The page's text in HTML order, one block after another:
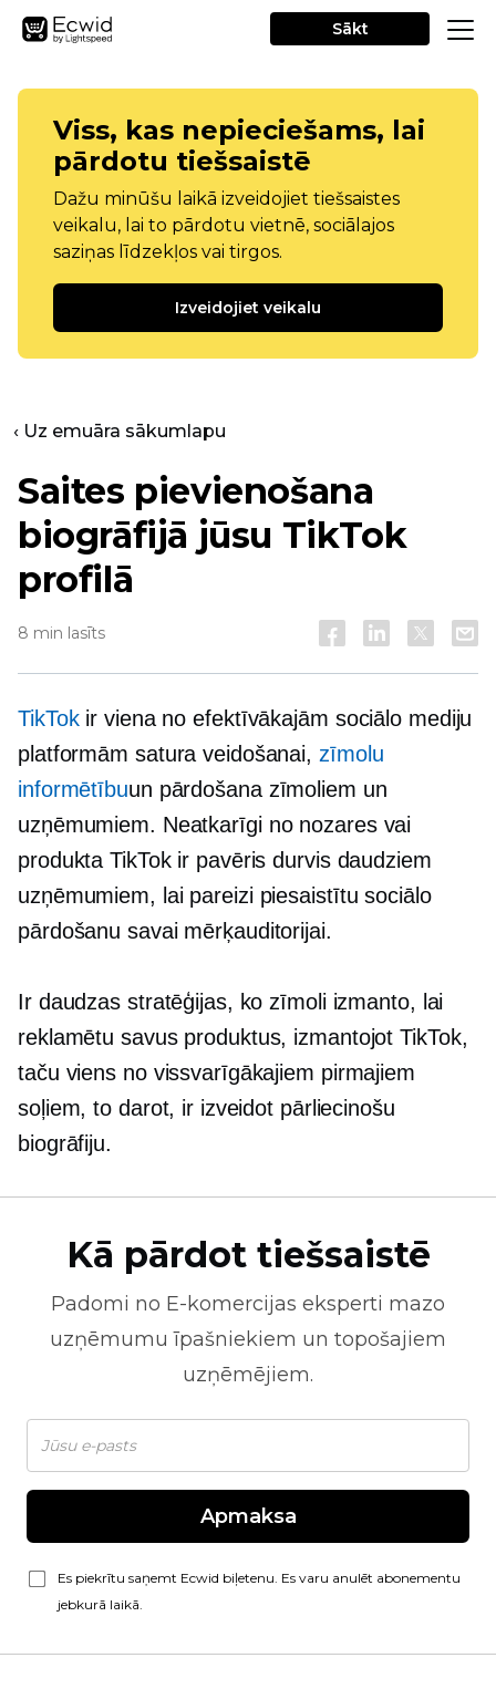
Sākt
Viss, kas nepieciešams, lai
pārdotu tiešsaistē
Dažu minūšu laikā izveidojiet tiešsaistes
veikalu, lai to pārdotu vietnē, sociālajos
saziņas līdzekļos vai tirgos.
Izveidojiet veikalu
‹ Uz emuāra sākumlapu
Saites pievienošana
biogrāfijā jūsu TikTok
profilā
8 min lasīts
TikTokir viena no efektīvākajām sociālo mediju
platformām satura veidošanai, zīmolu
informētībuun pārdošana zīmoliem un
uzņēmumiem. Neatkarīgi no nozares vai
produkta TikTok ir pavēris durvis daudziem
uzņēmumiem, lai pareizi piesaistītu sociālo
pārdošanu savai mērķauditorijai.
Ir daudzas stratēģijas, ko zīmoli izmanto, lai
reklamētu savus produktus, izmantojot TikTok,
taču viens no vissvarīgākajiem pirmajiem
soļiem, to darot, ir izveidot pārliecinošu
biogrāfiju.
Kā pārdot tiešsaistē
Padomi no E-komercijas eksperti mazo
uzņēmumu īpašniekiem un topošajiem
uzņēmējiem.
Apmaksa
Es piekrītu saņemt Ecwid biļetenu. Es varu anulēt abonementu
jebkurā laikā.